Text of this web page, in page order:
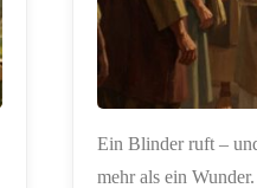
Ein Blinder ruft –
mehr als ein